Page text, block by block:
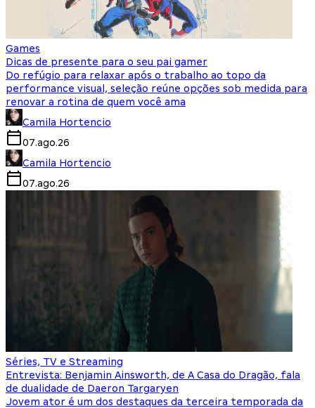
Games
Dicas de presente para o seu pai gamer
Do refúgio para relaxar após o trabalho ao topo da
performance visual, seleção reúne opções sob medida para
renovar a rotina de quem você ama
Camila Hortencio
07.ago.26
Camila Hortencio
07.ago.26
Séries, TV e Streaming
Entrevista: Benjamin Ainsworth, de A Casa do Dragão, fala
de dualidade de Daeron Targaryen
Jovem ator é um dos destaques da terceira temporada da